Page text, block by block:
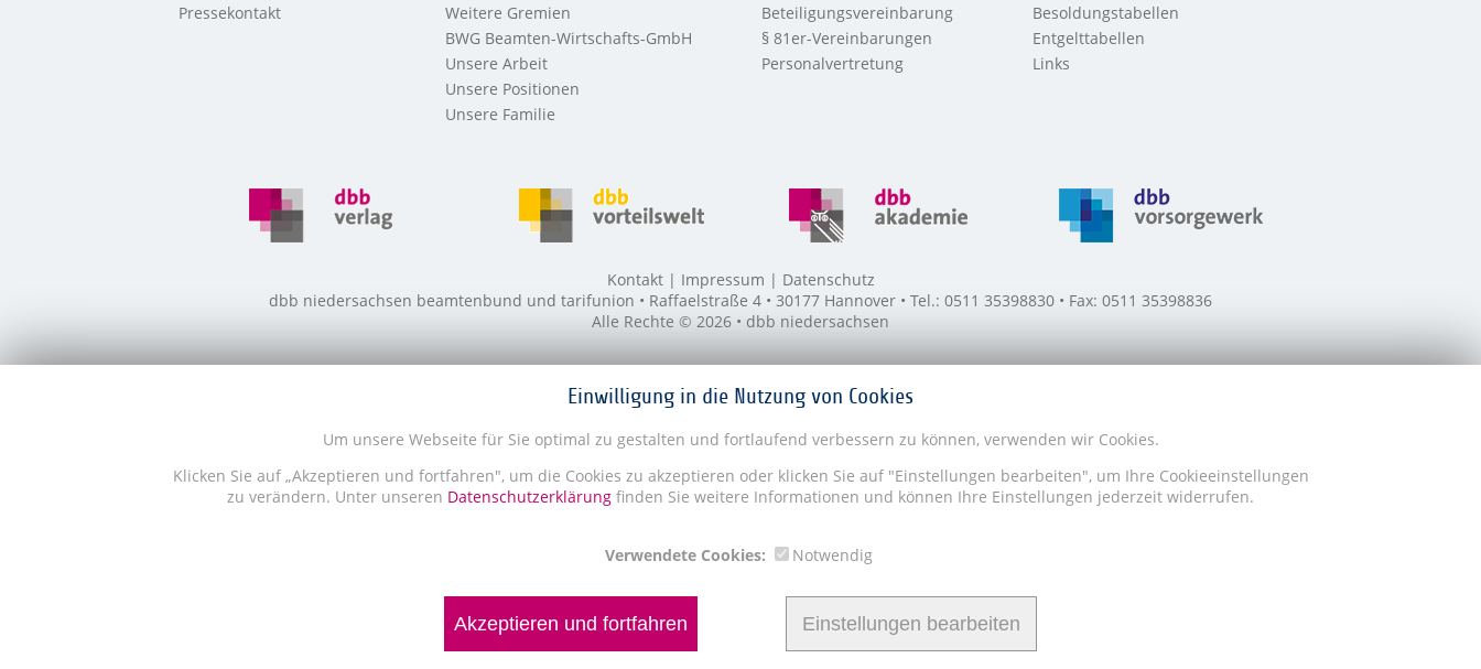
Pressekontakt
Weitere Gremien
BWG Beamten-Wirtschafts-GmbH
Unsere Arbeit
Unsere Positionen
Unsere Familie
Beteiligungsvereinbarung
§ 81er-Vereinbarungen
Personalvertretung
Besoldungstabellen
Entgelttabellen
Links
Kontakt Impressum
Datenschutz
dbb niedersachsen beamtenbund und tarifunion • Raffaelstraße 4 • 30177 Hannover • Tel.: 0511 35398830 • Fax: 0511 35398836
Alle Rechte © 2026 • dbb niedersachsen
Einwilligung in die Nutzung von Cookies
Um unsere Webseite für Sie optimal zu gestalten und fortlaufend verbessern zu können, verwenden wir Cookies.
Klicken Sie auf „Akzeptieren und fortfahren", um die Cookies zu akzeptieren oder klicken Sie auf "Einstellungen bearbeiten", um Ihre Cookieeinstellungen
zu verändern. Unter unseren Datenschutzerklärung finden Sie weitere Informationen und können Ihre Einstellungen jederzeit widerrufen.
Verwendete Cookies: Notwendig
Akzeptieren und fortfahren Einstellungen bearbeiten